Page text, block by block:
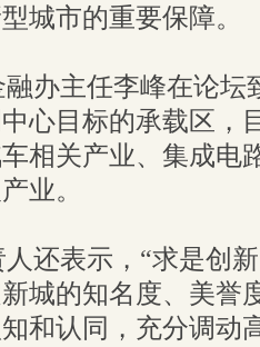
城市的重要保障。
办主任李峰在论坛
心目标的承载区，
相关产业、集成电
业。
还表示，“求是创
城的知名度、美誉
和认同，充分调动